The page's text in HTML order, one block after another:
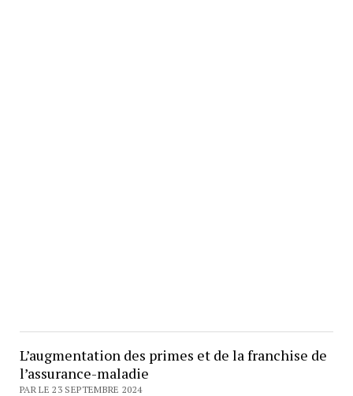
L’augmentation des primes et de la franchise de
l’assurance-maladie
PAR LE 23 SEPTEMBRE 2024